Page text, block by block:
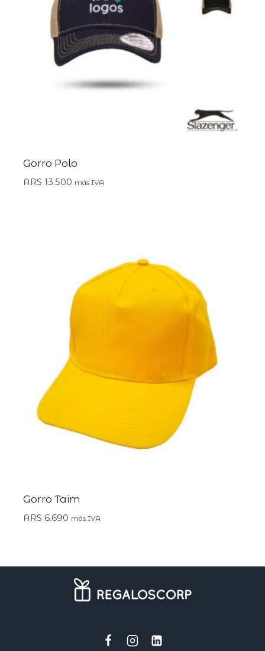
Gorro Polo
ARS 13.500 más IVA
Gorro Taim
ARS 6.690 más IVA